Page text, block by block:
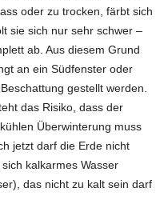
oder zu trocken, färbt sich
sie sich nur sehr schwer –
ab. Aus diesem Grund
an ein Südfenster oder
gestellt werden.
das Risiko, dass der
Überwinterung muss
jetzt darf die Erde nicht
kalkarmes Wasser
das nicht zu kalt sein darf